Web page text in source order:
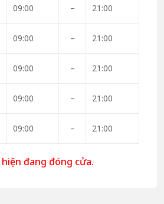
09:00 – 21:00
09:00 – 21:00
09:00 – 21:00
09:00 – 21:00
09:00 – 21:00
đang đóng cửa.